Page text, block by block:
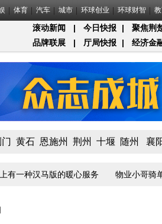
体育 汽车 城市 环球创业 环球财智
滚动新闻 | 今日快报 |
聚焦荆
品牌联展
| 厅局快报 | 经济金
黄石 恩施州 荆州 十堰 随州 襄
一种汉马版的暖心服务 物业小哥骑单